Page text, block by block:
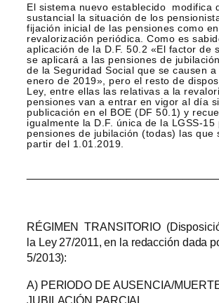
El sistema nuevo establecido modifica
sustancial la situación de los
fijación inicial de las pensiones como
revalorización periódica. Como es
aplicación de la D.F. 50.2 «El factor de
se aplicará a las pensiones de
de la Seguridad Social que se causen
enero de 2019», pero el resto de
Ley, entre ellas las relativas a la
pensiones van a entrar en vigor al día
publicación en el BOE (DF 50.1) y
igualmente la D.F. única de la LGSS-15
pensiones de jubilación (todas) las que
partir del 1.01.2019.
RÉGIMEN TRANSITORIO
la Ley 27/2011, en la redacción dada
5/2013):
A) PERIODO DE AUSENCIA/
JUBILACIÓN PARCIAL